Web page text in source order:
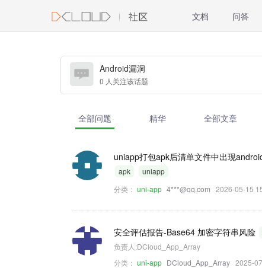
文档 问答
Android漏洞
0 人关注该话题
全部问题 精华 全部文章
uniapp打包apk后清单文件中出现
apk
uniapp
分类： uni-app 4***@qq.com 2026-05-15
安全评估报告-Base64 加密字符串风险
负责人:DCloud_App_Array
分类： uni-app DCloud_App_Array 2025-